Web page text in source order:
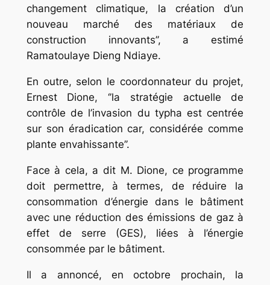
changement climatique, la création d’un
nouveau marché des matériaux de
construction innovants’’, a estimé
Ramatoulaye Dieng Ndiaye.
En outre, selon le coordonnateur du projet,
Ernest Dione, ‘’la stratégie actuelle de
contrôle de l’invasion du typha est centrée
sur son éradication car, considérée comme
plante envahissante’’.
Face à cela, a dit M. Dione, ce programme
doit permettre, à termes, de réduire la
consommation d’énergie dans le bâtiment
avec une réduction des émissions de gaz à
effet de serre (GES), liées à l’énergie
consommée par le bâtiment.
Il a annoncé, en octobre prochain, la